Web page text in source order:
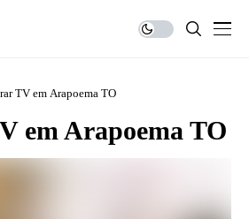
TV em Arapoema TO
em Arapoema TO